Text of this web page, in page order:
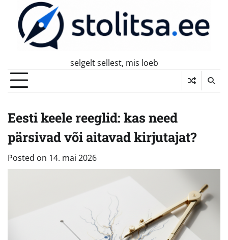
content
selgelt sellest, mis loeb
Eesti keele reeglid: kas need
pärsivad või aitavad kirjutajat?
Posted on 14. mai 2026